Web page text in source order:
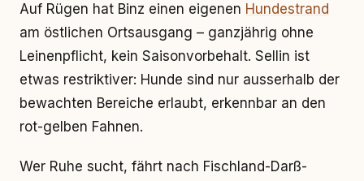
Auf Rügen hat Binz einen eigenen Hundestrand
am östlichen Ortsausgang – ganzjährig ohne
Leinenpflicht, kein Saisonvorbehalt. Sellin ist
etwas restriktiver: Hunde sind nur ausserhalb der
bewachten Bereiche erlaubt, erkennbar an den
rot-gelben Fahnen.
Wer Ruhe sucht, fährt nach Fischland-Darß-